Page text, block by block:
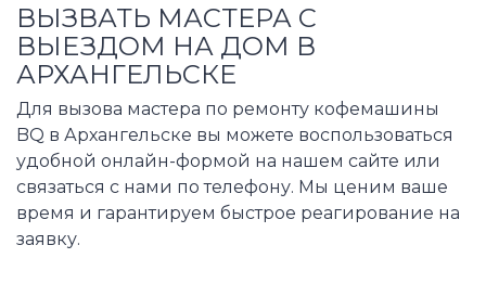
ВЫЗВАТЬ МАСТЕРА С
ВЫЕЗДОМ НА ДОМ В
АРХАНГЕЛЬСКЕ
Для вызова мастера по ремонту кофемашины
BQ в Архангельске вы можете воспользоваться
удобной онлайн-формой на нашем сайте или
связаться с нами по телефону. Мы ценим ваше
время и гарантируем быстрое реагирование на
заявку.